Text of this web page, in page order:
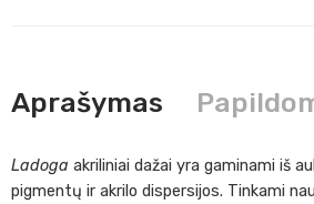
Aprašymas
Ladoga akriliniai dažai yra gaminami iš
pigmentų ir akrilo dispersijos. Tinkami